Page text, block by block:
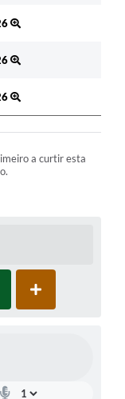
a curtir esta